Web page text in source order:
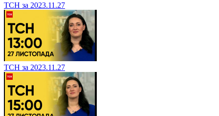
ТСН за 2023.11.27
ТСН за 2023.11.27